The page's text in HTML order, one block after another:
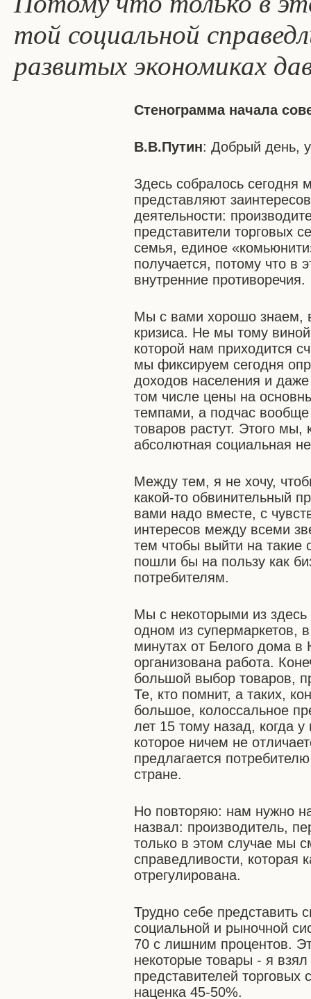
той социальной
развитых экономиках
Стенограмма начала
В.В.Путин: Добрый день,
Здесь собралось сегодня
представляют
деятельности:
представители торговых
семья, единое
получается, потому что в
внутренние противоречия.
Мы с вами хорошо знаем,
кризиса. Не мы тому
которой нам приходится
мы фиксируем сегодня
доходов населения и
том числе цены на
темпами, а подчас
товаров растут. Этого
абсолютная социальная
Между тем, я не хочу,
какой-то обвинительный
вами надо вместе, с
интересов между всеми
тем чтобы выйти на
пошли бы на пользу как
потребителям.
Мы с некоторыми из
одном из супермаркетов,
минутах от Белого дома в
организована работа.
большой выбор товаров,
Те, кто помнит, а таких,
большое, колоссальное
лет 15 тому назад, когда
которое ничем не
предлагается
стране.
Но повторяю: нам нужно
назвал: производитель,
только в этом случае мы
справедливости, которая
отрегулирована.
Трудно себе представить
социальной и рыночной
70 с лишним процентов.
некоторые товары - я
представителей
наценка 45-50%.